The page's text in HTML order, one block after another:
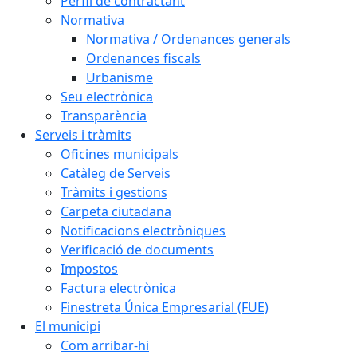
Normativa
Normativa / Ordenances generals
Ordenances fiscals
Urbanisme
Seu electrònica
Transparència
Serveis i tràmits
Oficines municipals
Catàleg de Serveis
Tràmits i gestions
Carpeta ciutadana
Notificacions electròniques
Verificació de documents
Impostos
Factura electrònica
Finestreta Única Empresarial (FUE)
El municipi
Com arribar-hi